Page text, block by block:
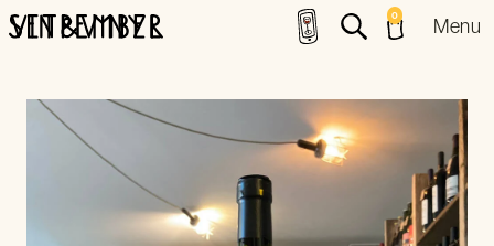
0
Menu